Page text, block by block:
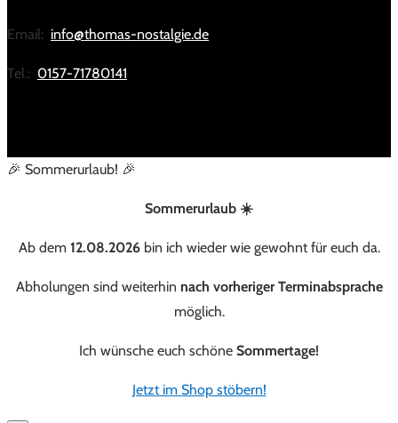
Email: info@thomas-nostalgie.de
Tel.: 0157-71780141
🎉 Sommerurlaub! 🎉
Sommerurlaub ☀️
Ab dem 12.08.2026bin ich wieder wie gewohnt für euch da.
Abholungen sind weiterhin nach vorheriger Terminabsprache
möglich.
Ich wünsche euch schöne Sommertage!
Jetzt im Shop stöbern!